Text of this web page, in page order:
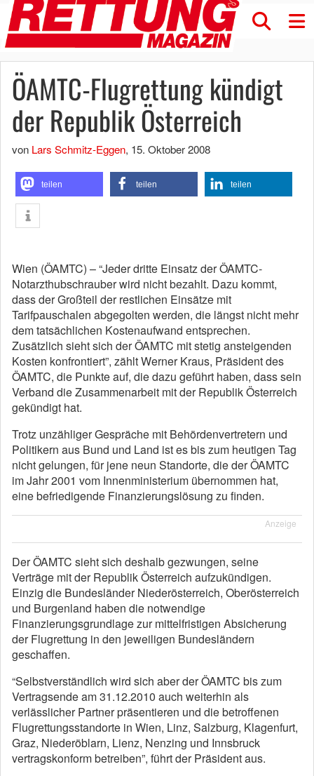
ÖAMTC-Flugrettung kündigt
der Republik Österreich
von Lars Schmitz-Eggen, 15. Oktober 2008
teilen teilen teilen
Wien (ÖAMTC) – “Jeder dritte Einsatz der ÖAMTC-
Notarzthubschrauber wird nicht bezahlt. Dazu kommt,
dass der Großteil der restlichen Einsätze mit
Tarifpauschalen abgegolten werden, die längst nicht mehr
dem tatsächlichen Kostenaufwand entsprechen.
Zusätzlich sieht sich der ÖAMTC mit stetig ansteigenden
Kosten konfrontiert”, zählt Werner Kraus, Präsident des
ÖAMTC, die Punkte auf, die dazu geführt haben, dass sein
Verband die Zusammenarbeit mit der Republik Österreich
gekündigt hat.
Trotz unzähliger Gespräche mit Behördenvertretern und
Politikern aus Bund und Land ist es bis zum heutigen Tag
nicht gelungen, für jene neun Standorte, die der ÖAMTC
im Jahr 2001 vom Innenministerium übernommen hat,
eine befriedigende Finanzierungslösung zu finden.
Anzeige
Der ÖAMTC sieht sich deshalb gezwungen, seine
Verträge mit der Republik Österreich aufzukündigen.
Einzig die Bundesländer Niederösterreich, Oberösterreich
und Burgenland haben die notwendige
Finanzierungsgrundlage zur mittelfristigen Absicherung
der Flugrettung in den jeweiligen Bundesländern
geschaffen.
“Selbstverständlich wird sich aber der ÖAMTC bis zum
Vertragsende am 31.12.2010 auch weiterhin als
verlässlicher Partner präsentieren und die betroffenen
Flugrettungsstandorte in Wien, Linz, Salzburg, Klagenfurt,
Graz, Niederöblarn, Lienz, Nenzing und Innsbruck
vertragskonform betreiben”, führt der Präsident aus.